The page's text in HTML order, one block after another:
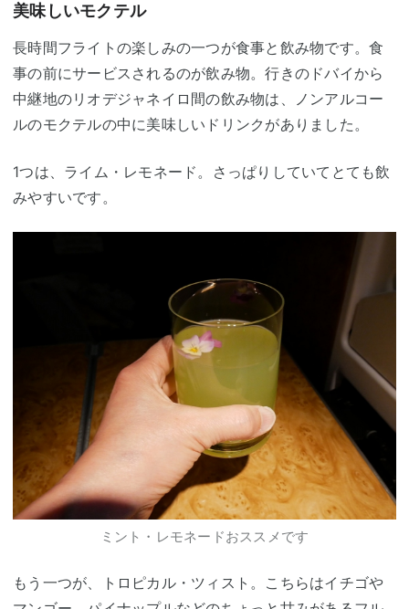
美味しいモクテル
長時間フライトの楽しみの一つが食事と飲み物です。食
事の前にサービスされるのが飲み物。行きのドバイから
中継地のリオデジャネイロ間の飲み物は、ノンアルコー
ルのモクテルの中に美味しいドリンクがありました。
1つは、ライム・レモネード。さっぱりしていてとても飲
みやすいです。
ミント・レモネードおススメです
もう一つが、トロピカル・ツィスト。こちらはイチゴや